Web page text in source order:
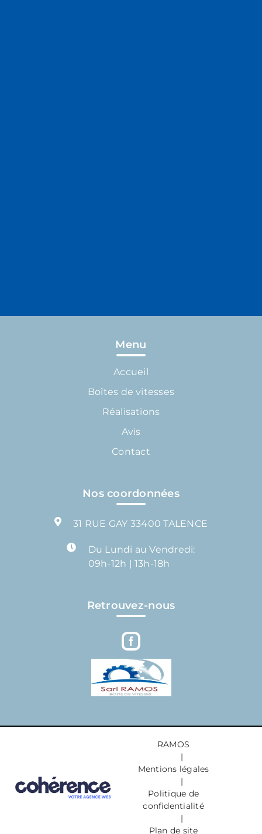
Menu
Accueil
Boîtes de vitesses
Réalisations
Avis
Contact
Nos coordonnées
31 RUE GAY 33400 TALENCE
Du Lundi au Vendredi:
09h-12h | 13h-18h
Retrouvez-nous
RAMOS
|
Mentions légales
|
Politique de
confidentialité
|
Plan de site